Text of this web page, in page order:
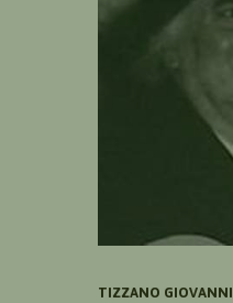
TIZZANO GIOVANNI